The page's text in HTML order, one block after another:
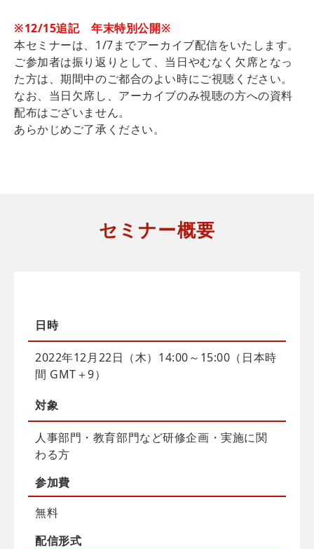
※12/15追記 年末特別公開※
本セミナーは、1/7までアーカイブ配信をいたします。
ご参加者は振り返りとして、当日やむなく欠席となっ
た方は、期間中のご都合のよい時にご視聴ください。
なお、当日欠席し、アーカイブのみ視聴の方への資料
配布はございません。
あらかじめご了承ください。
セミナー概要
日時
2022年12月22日（木）14:00～15:00（日本時
間 GMT＋9）
対象
人事部門・教育部門など研修企画・実施に関
わる方
参加費
無料
配信形式